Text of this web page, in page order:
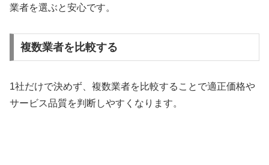
業者を選ぶと安心です。
複数業者を比較する
1社だけで決めず、複数業者を比較することで適正価格や
サービス品質を判断しやすくなります。